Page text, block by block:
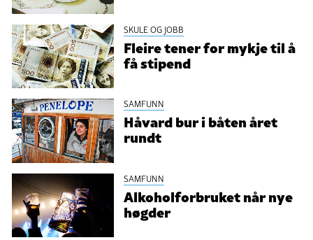
SKULE OG JOBB
Fleire tener for mykje til å
få stipend
SAMFUNN
Håvard bur i båten året
rundt
SAMFUNN
Alkoholforbruket når nye
høgder